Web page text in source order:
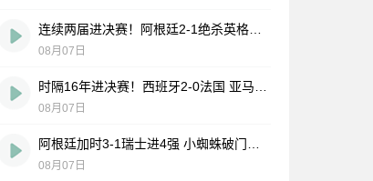
08月07日
08月07日
08月07日